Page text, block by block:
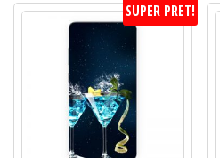
SUPER PRET!